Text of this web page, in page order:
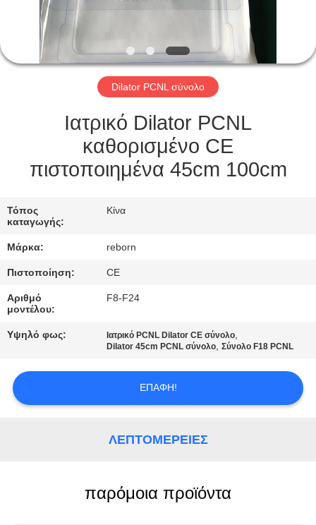
ΈΛΕΓΧΟΣ
ΜΑΣ
ΕΛΆΤΕ
ΕΠΑΦΉ
ΈΝΑ
ΑΠΌΣΠΑΣΜΑ
SITEMAP
POLICY
Dilator PCNL σύνολο
Ιατρικό Dilator PCNL
καθορισμένο CE
πιστοποιημένα 45cm 100cm
Τόπος
καταγωγής:
Κίνα
Μάρκα: reborn
Πιστοποίηση: CE
Αριθμό
μοντέλου:
F8-F24
Υψηλό φως: Ιατρικό PCNL Dilator CE σύνολο,
Dilator 45cm PCNL σύνολο,Σύνολο F18 PCNL
ΕΠΑΦΉ!
ΛΕΠΤΟΜΈΡΕΙΕΣ
παρόμοια προϊόντα